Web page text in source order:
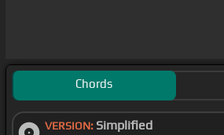
Chords
VERSION: Simplified